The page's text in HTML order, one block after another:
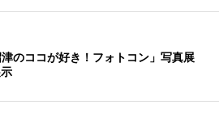
のココが好き！フォトコン」写真展